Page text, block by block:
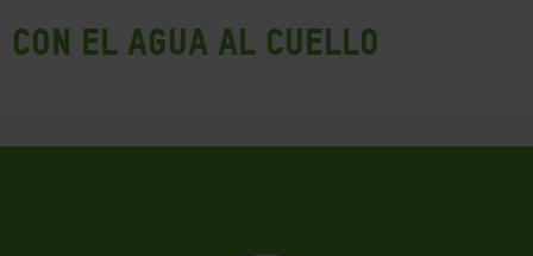
Con el agua al cuello